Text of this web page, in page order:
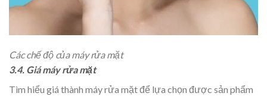
Các chế độ của máy rửa mặt
3.4. Giá máy rửa mặt
Tìm hiểu giá thành máy rửa mặt để lựa chọn được sản phẩm